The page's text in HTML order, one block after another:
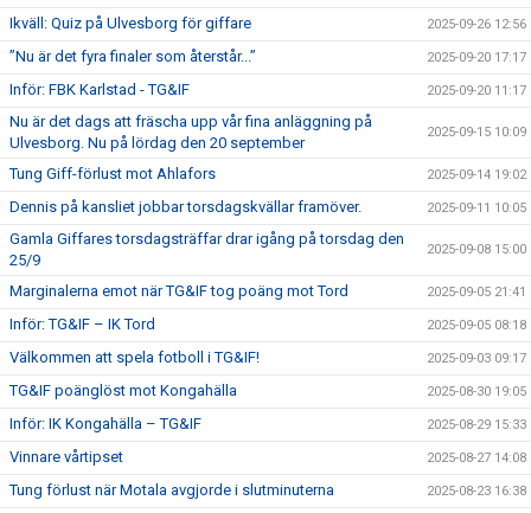
Ikväll: Quiz på Ulvesborg för giffare 2025-09-26 12:56
”Nu är det fyra finaler som återstår...” 2025-09-20 17:17
Inför: FBK Karlstad - TG&IF 2025-09-20 11:17
Nu är det dags att fräscha upp vår fina anläggning på
Ulvesborg. Nu på lördag den 20 september
2025-09-15 10:09
Tung Giff-förlust mot Ahlafors 2025-09-14 19:02
Dennis på kansliet jobbar torsdagskvällar framöver. 2025-09-11 10:05
Gamla Giffares torsdagsträffar drar igång på torsdag den
25/9
2025-09-08 15:00
Marginalerna emot när TG&IF tog poäng mot Tord 2025-09-05 21:41
Inför: TG&IF – IK Tord 2025-09-05 08:18
Välkommen att spela fotboll i TG&IF! 2025-09-03 09:17
TG&IF poänglöst mot Kongahälla 2025-08-30 19:05
Inför: IK Kongahälla – TG&IF 2025-08-29 15:33
Vinnare vårtipset 2025-08-27 14:08
Tung förlust när Motala avgjorde i slutminuterna 2025-08-23 16:38